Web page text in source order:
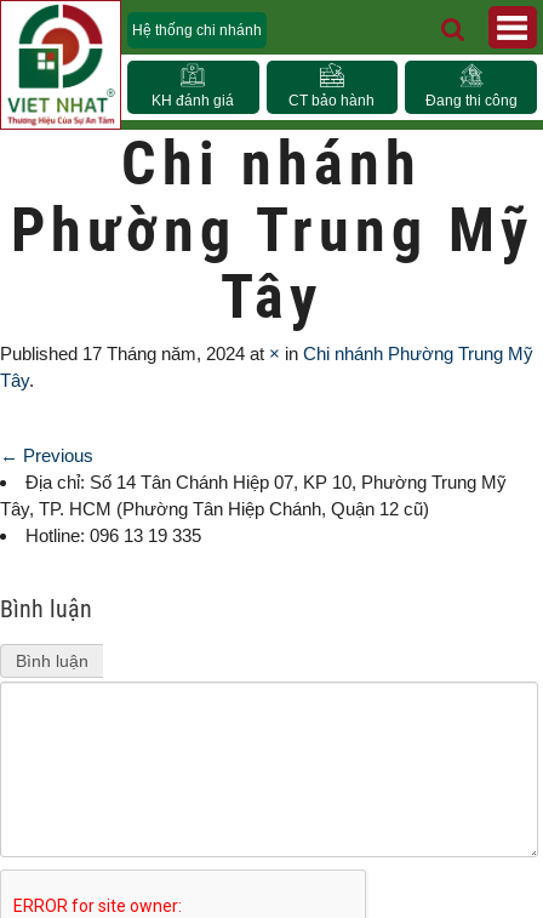
Hệ thống chi nhánh
KH đánh giá CT bảo hành Đang thi công
Chi nhánh
Phường Trung Mỹ
Tây
Published 17 Tháng năm, 2024 at × in Chi nhánh Phường Trung Mỹ
Tây.
← Previous
Địa chỉ: Số 14 Tân Chánh Hiệp 07, KP 10, Phường Trung Mỹ
Tây, TP. HCM (Phường Tân Hiệp Chánh, Quận 12 cũ)
Hotline: 096 13 19 335
Bình luận
Bình luận